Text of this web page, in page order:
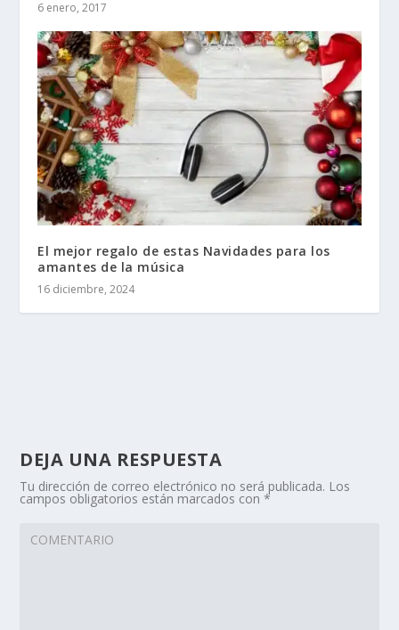
6 enero, 2017
El mejor regalo de estas Navidades para los
amantes de la música
16 diciembre, 2024
DEJA UNA RESPUESTA
Tu dirección de correo electrónico no será publicada. Los
campos obligatorios están marcados con*